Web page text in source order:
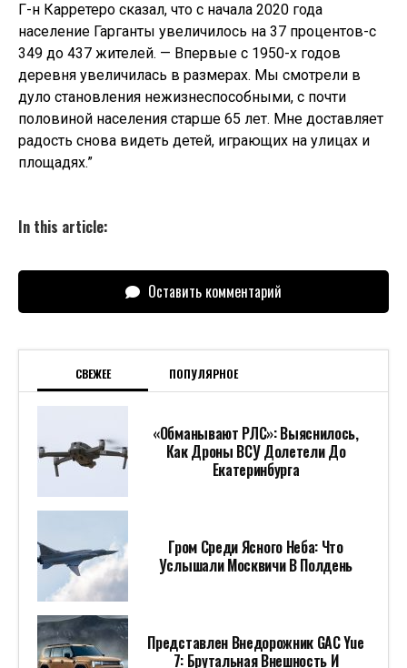
Г-н Карретеро сказал, что с начала 2020 года
население Гарганты увеличилось на 37 процентов-с
349 до 437 жителей. — Впервые с 1950-х годов
деревня увеличилась в размерах. Мы смотрели в
дуло становления нежизнеспособными, с почти
половиной населения старше 65 лет. Мне доставляет
радость снова видеть детей, играющих на улицах и
площадях.”
In this article:
Оставить комментарий
СВЕЖЕЕ ПОПУЛЯРНОЕ
«Обманывают РЛС»: Выяснилось,
Как Дроны ВСУ Долетели До
Екатеринбурга
Гром Среди Ясного Неба: Что
Услышали Москвичи В Полдень
Представлен Внедорожник GAC Yue
7: Брутальная Внешность И